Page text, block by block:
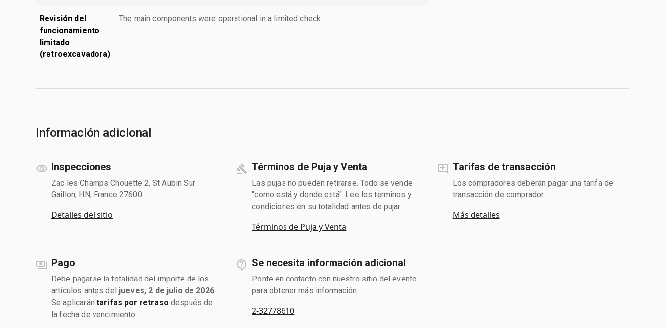
Revisión del
funcionamiento
limitado
(retroexcavadora)
The main components were operational in a limited check.
Información adicional
Inspecciones
Zac les Champs Chouette 2, St Aubin Sur
Gaillon, HN, France 27600
Detalles del sitio
Términos de Puja y Venta
Las pujas no pueden retirarse. Todo se vende
"como está y donde está". Lee los términos y
condiciones en su totalidad antes de pujar.
Términos de Puja y Venta
Tarifas de transacción
Los compradores deberán pagar una tarifa de
transacción de comprador
Más detalles
Pago
Debe pagarse la totalidad del importe de los
artículos antes del jueves, 2 de julio de 2026.
Se aplicarán tarifas por retraso después de
la fecha de vencimiento.
Se necesita información adicional
Ponte en contacto con nuestro sitio del evento
para obtener más información.
2-32778610